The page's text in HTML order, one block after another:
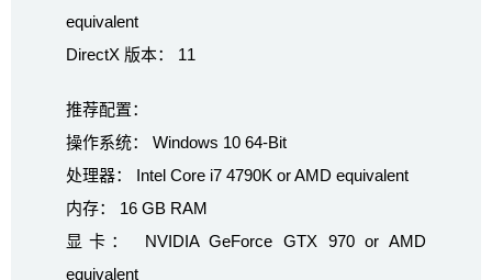
equivalent
DirectX 版本： 11
推荐配置：
操作系统： Windows 10 64-Bit
处理器： Intel Core i7 4790K or AMD equivalent
内存： 16 GB RAM
显卡： NVIDIA GeForce GTX 970 or AMD
equivalent